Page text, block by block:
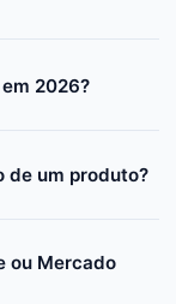
2026?
de um produto?
ou Mercado